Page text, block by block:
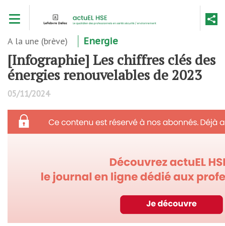
contenu
A la une (brève) Energie
[Infographie] Les chiffres clés des
énergies renouvelables de 2023
05/11/2024